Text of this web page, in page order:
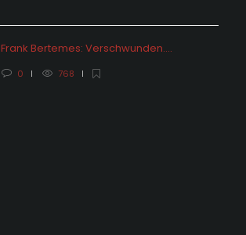
Frank Bertemes: Verschwunden….
0 768